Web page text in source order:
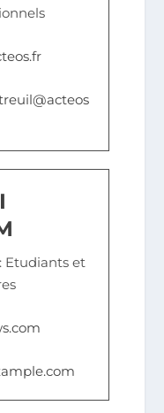
Etudiants et